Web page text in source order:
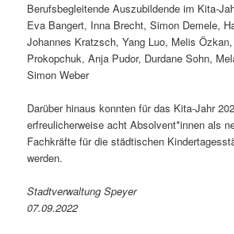
Berufsbegleitende Auszubildende im Kita-
Eva Bangert, Inna Brecht, Simon Demele,
Johannes Kratzsch, Yang Luo, Melis
Prokopchuk, Anja Pudor, Durdane Sohn,
Simon Weber
Darüber hinaus konnten für das Kita-Jahr
erfreulicherweise acht Absolvent*innen als
Fachkräfte für die städtischen
werden.
Stadtverwaltung Speyer
07.09.2022